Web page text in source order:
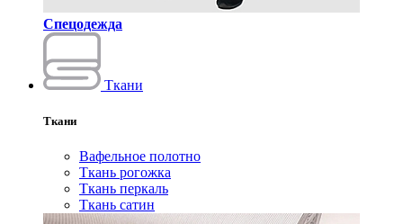
Спецодежда
Ткани
Ткани
Вафельное полотно
Ткань рогожка
Ткань перкаль
Ткань сатин